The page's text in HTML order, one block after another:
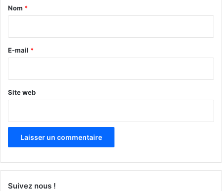
a
e
Nom *
E-mail *
Site web
Suivez nous !